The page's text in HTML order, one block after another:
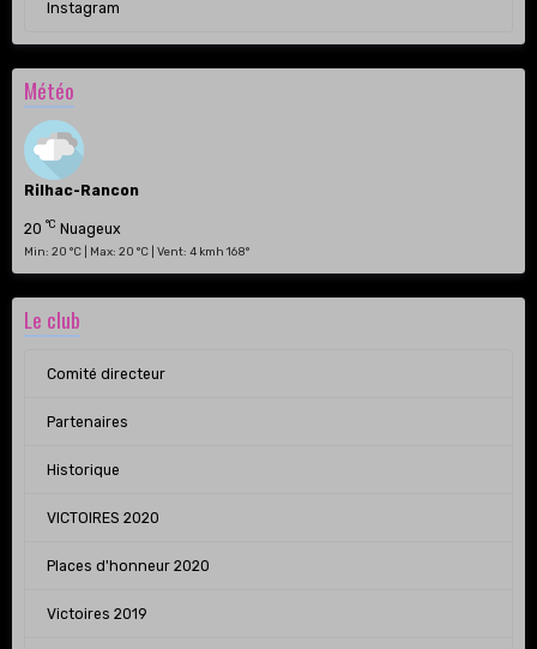
Instagram
Météo
Rilhac-Rancon
20 °C Nuageux
Min: 20 °C | Max: 20 °C | Vent: 4 kmh 168°
Le club
Comité directeur
Partenaires
Historique
VICTOIRES 2020
Places d'honneur 2020
Victoires 2019